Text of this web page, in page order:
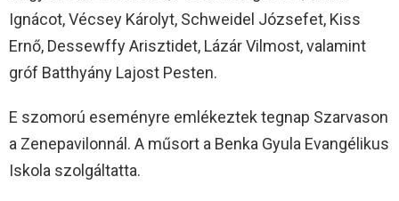
Ignácot, Vécsey Károlyt, Schweidel Józsefet, Kiss
Ernő, Dessewffy Arisztidet, Lázár Vilmost, valamint
gróf Batthyány Lajost Pesten.
E szomorú eseményre emlékeztek tegnap Szarvason
a Zenepavilonnál. A műsort a Benka Gyula Evangélikus
Iskola szolgáltatta.